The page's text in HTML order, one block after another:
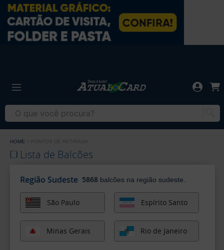
Cartão
de
Visita
Gráfica
Atual
-
HOME PONTOS DE RETIRADA
Lista de Balcões
Região Sudeste 5868 balcões na região sudeste.
São Paulo Espírito Santo
Minas Gerais Rio de Janeiro